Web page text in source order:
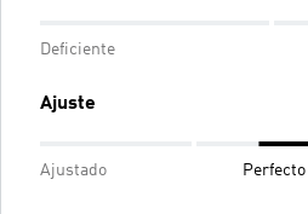
Deficiente
Ajuste
Ajustado Perfecto